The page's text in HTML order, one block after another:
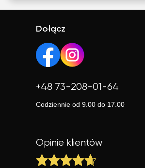
Dołącz
+48 73-208-01-64
Codziennie od 9.00 do 17.00
Opinie klientów